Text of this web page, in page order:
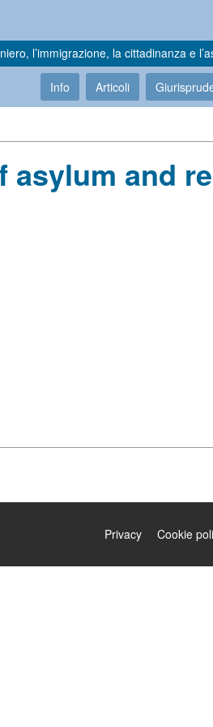
l’immigrazione, la cittadinanza e
Info Articoli
and
Privacy Cookie